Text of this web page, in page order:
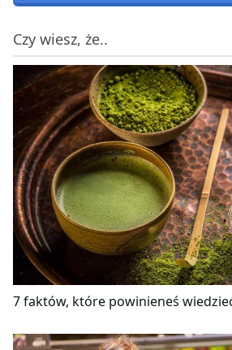
Czy wiesz, że..
7 faktów, które powinieneś